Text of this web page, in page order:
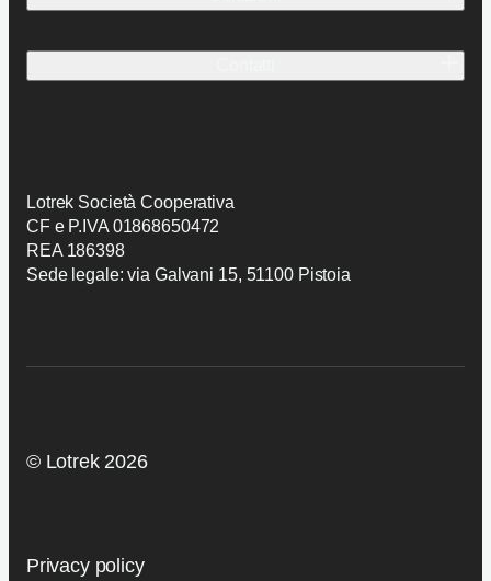
Idee.
Cosa e come
Lavori
Lotrek Società Cooperativa
CF e P.IVA 01868650472
REA 186398
Sede legale: via Galvani 15, 51100 Pistoia
© Lotrek 2026
Privacy policy